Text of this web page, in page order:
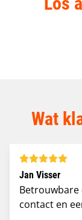
Wat
Jan Visser
Betrouwbare
contact en